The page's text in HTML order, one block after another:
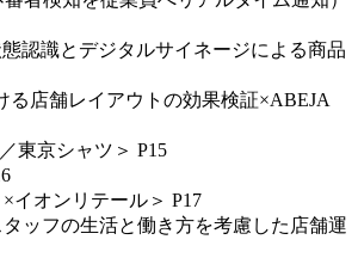
認識とデジタルサイネージによる商品
店舗レイアウトの効果検証×ABEJA
東京シャツ＞ P15
イオンリテール＞ P17
ッフの生活と働き方を考慮した店舗運